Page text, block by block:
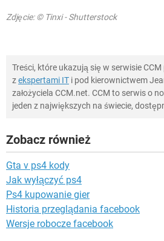
Zdjęcie: © Tinxi - Shutterstock
Treści, które ukazują się w serwisie
zekspertami IT i pod kierownictwem
założyciela CCM.net. CCM to serwis o
jeden z największych na świecie,
Zobacz również
Gta v ps4 kody
Jak wyłączyć ps4
Ps4 kupowanie gier
Historia przeglądania facebook
Wersje robocze facebook